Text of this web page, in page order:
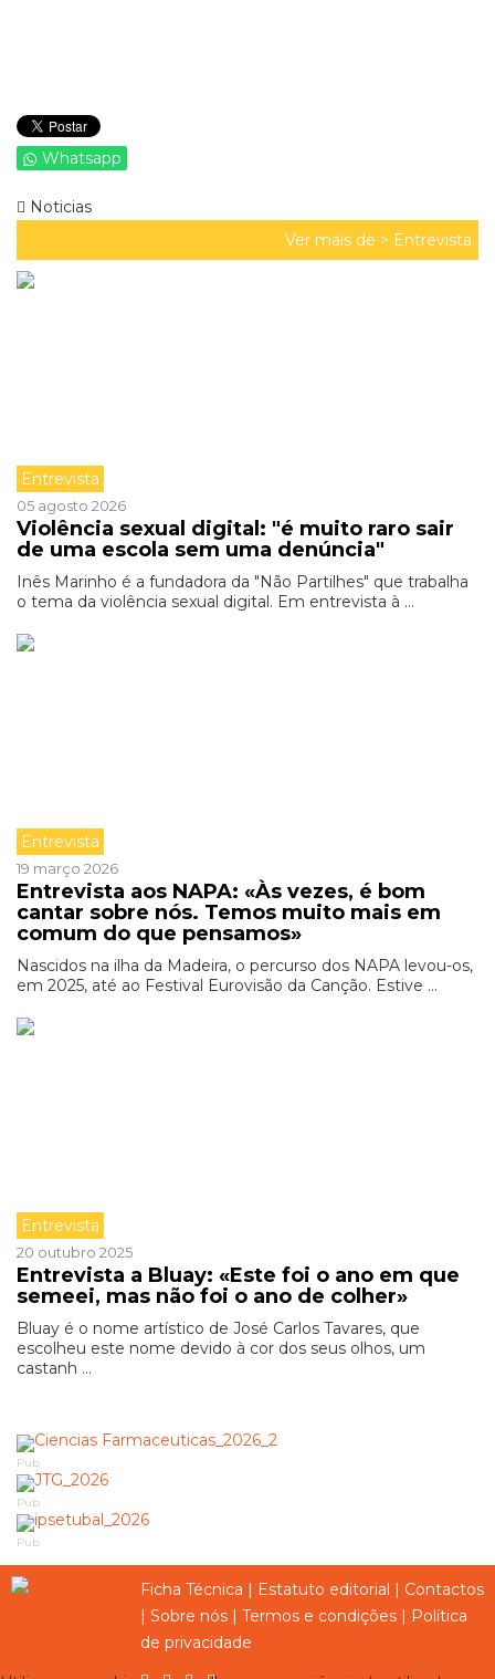
Whatsapp
Noticias
Ver mais de > Entrevista
Entrevista
05 agosto 2026
Violência sexual digital: "é muito raro sair
de uma escola sem uma denúncia"
Inês Marinho é a fundadora da "Não Partilhes" que trabalha
o tema da violência sexual digital. Em entrevista à ...
Entrevista
19 março 2026
Entrevista aos NAPA: «Às vezes, é bom
cantar sobre nós. Temos muito mais em
comum do que pensamos»
Nascidos na ilha da Madeira, o percurso dos NAPA levou-os,
em 2025, até ao Festival Eurovisão da Canção. Estive ...
Entrevista
20 outubro 2025
Entrevista a Bluay: «Este foi o ano em que
semeei, mas não foi o ano de colher»
Bluay é o nome artístico de José Carlos Tavares, que
escolheu este nome devido à cor dos seus olhos, um
castanh ...
Pub
Pub
Pub
Ficha Técnica | Estatuto editorial | Contactos
| Sobre nós | Termos e condições | Política
de privacidade